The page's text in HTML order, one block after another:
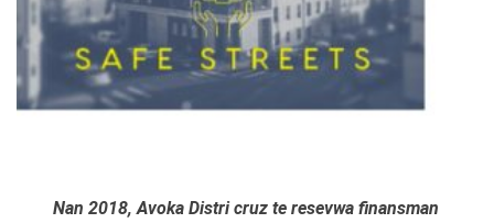
Nan 2018, Avoka Distri cruz te resevwa finansman